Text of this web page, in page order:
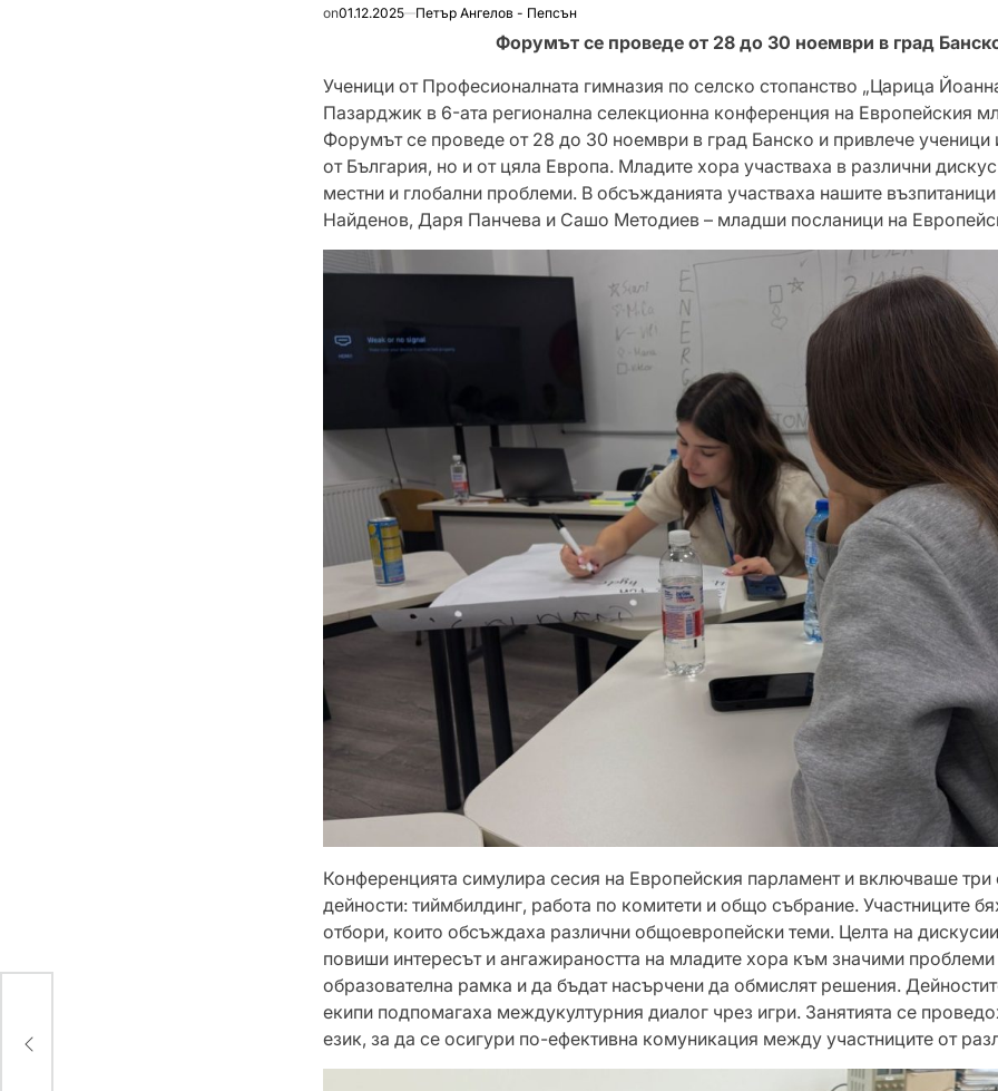
on01.12.2025 Петър Ангелов - Пепсън
Форумът се проведе от 28 до 30 ноември в град
Ученици от Професионалната гимназия по селско стопанство „Царица
Пазарджик в 6-ата регионална селекционна конференция на Европейския
Форумът се проведе от 28 до 30 ноември в град Банско и привлече ученици
от България, но и от цяла Европа. Младите хора участваха в различни
местни и глобални проблеми. В обсъжданията участваха нашите
Найденов, Даря Панчева и Сашо Методиев – младши посланици на
Конференцията симулира сесия на Европейския парламент и включваше три
дейности: тиймбилдинг, работа по комитети и общо събрание. Участниците
отбори, които обсъждаха различни общоевропейски теми. Целта на
повиши интересът и ангажираността на младите хора към значими проблеми
образователна рамка и да бъдат насърчени да обмислят решения.
екипи подпомагаха междукултурния диалог чрез игри. Занятията се
език, за да се осигури по-ефективна комуникация между участниците от